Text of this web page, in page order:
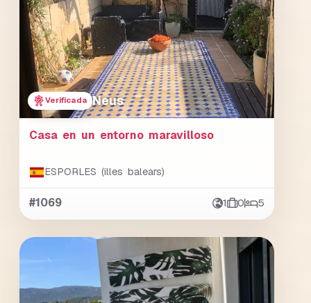
Verificada Neus
Casa en un entorno maravilloso
ESPORLES (illes balears)
#1069 1 0 5